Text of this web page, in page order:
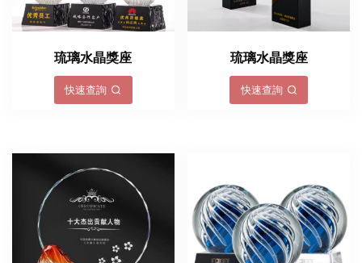
琉璃水晶獎座
快速查詢
琉璃水晶獎座
快速查詢